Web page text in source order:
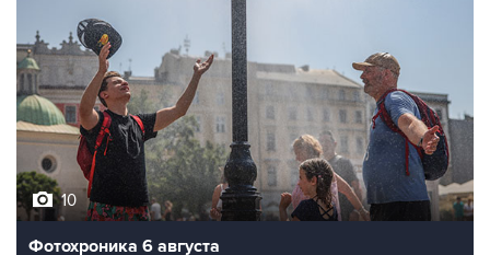
10
Фотохроника 6 августа